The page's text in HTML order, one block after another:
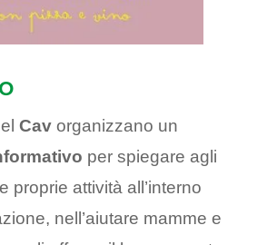
Cavorganizzano un
per spiegare agli
proprie attività all’interno
nell’aiutare mamme e